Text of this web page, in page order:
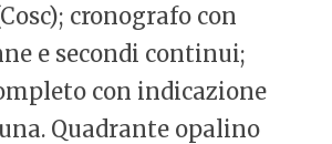
cronografo con
e secondi continui;
con indicazione
Quadrante opalino